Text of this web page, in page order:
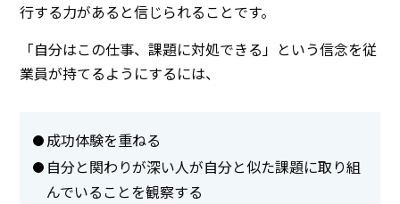
行する力があると信じられることです。
「自分はこの仕事、課題に対処できる」という信念を従
業員が持てるようにするには、
成功体験を重ねる
自分と関わりが深い人が自分と似た課題に取り組
んでいることを観察する